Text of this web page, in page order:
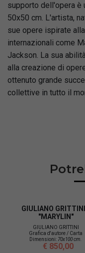
supporto dell'opera è
50x50 cm. L'artista,
sue opere ispirate
internazionali come
Jackson. La sua
alla creazione di
ottenuto grande
collettive in tutto il
GRITTINI -
"MARYLIN"
GRITTINI
d'autore / Carta
70x100 cm.